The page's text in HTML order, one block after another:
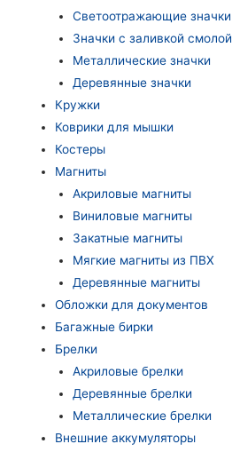
Светоотражающие значки
Значки с заливкой смолой
Металлические значки
Деревянные значки
Кружки
Коврики для мышки
Костеры
Магниты
Акриловые магниты
Виниловые магниты
Закатные магниты
Мягкие магниты из ПВХ
Деревянные магниты
Обложки для документов
Багажные бирки
Брелки
Акриловые брелки
Деревянные брелки
Металлические брелки
Внешние аккумуляторы